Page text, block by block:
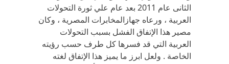
الثانى عام 2011 بعد عام علي ثورة التحولات
العربية ، ورعاه جهازالمخابرات المصرية ، وكان
مصير هذا الإتفاق الفشل بسبب التحولات
العربية التي قد فسرها كل طرف حسب رؤيته
الخاصة . ولعل ابرز ما يميز هذا الإتفاق لغته